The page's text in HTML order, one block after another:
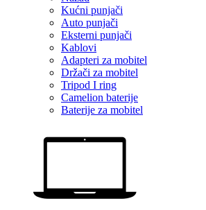
Kućni punjači
Auto punjači
Eksterni punjači
Kablovi
Adapteri za mobitel
Držači za mobitel
Tripod I ring
Camelion baterije
Baterije za mobitel